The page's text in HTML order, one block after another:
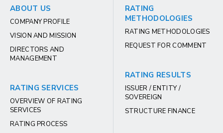
ABOUT US
COMPANY PROFILE
VISION AND MISSION
DIRECTORS AND
MANAGEMENT
RATING SERVICES
OVERVIEW OF RATING
SERVICES
RATING PROCESS
RATING
METHODOLOGIES
RATING METHODOLOGIES
REQUEST FOR COMMENT
RATING RESULTS
ISSUER / ENTITY /
SOVEREIGN
STRUCTURE FINANCE